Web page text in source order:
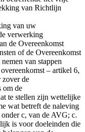
van Richtlijn
van uw
verwerking
de Overeenkomst
of de Overeenkomst
van stappen
– artikel 6,
de
om de
te stellen zijn wettelijke
wat betreft de naleving
c, van de AVG; c.
is voor doeleinden die